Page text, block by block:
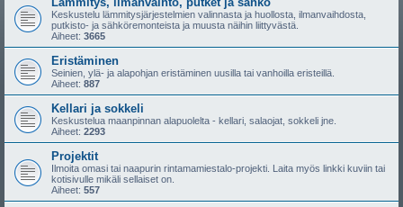
Keskustelu lämmitysjärjestelmien valinnasta ja huollosta, ilmanvaihdosta,
putkisto- ja sähköremonteista ja muusta näihin liittyvästä.
Aiheet: 3665
Eristäminen
Seinien, ylä- ja alapohjan eristäminen uusilla tai vanhoilla eristeillä.
Aiheet: 887
Kellari ja sokkeli
Keskustelua maanpinnan alapuolelta - kellari, salaojat, sokkeli jne.
Aiheet: 2293
Projektit
Ilmoita omasi tai naapurin rintamamiestalo-projekti. Laita myös linkki kuviin tai
kotisivulle mikäli sellaiset on.
Aiheet: 557